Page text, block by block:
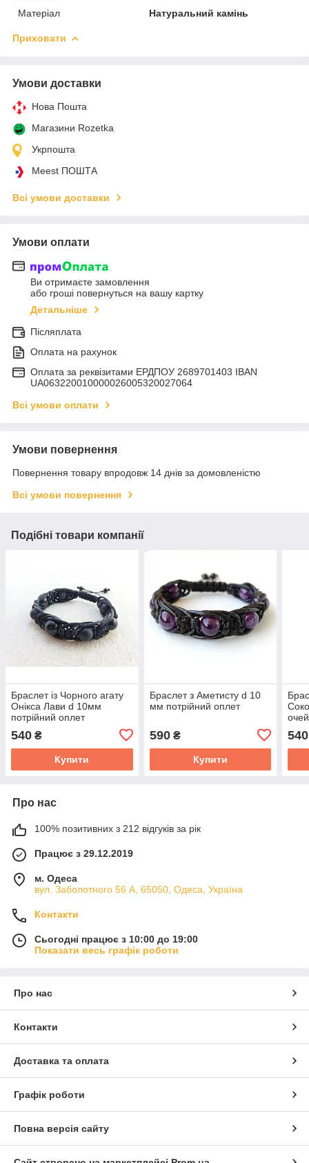
Матеріал
Натуральний камінь
Приховати
Умови доставки
Нова Пошта
Магазини Rozetka
Укрпошта
Meest ПОШТА
Всі умови доставки
Умови оплати
Ви отримаєте замовлення
або гроші повернуться на вашу картку
Детальніше
Післяплата
Оплата на рахунок
Оплата за реквізитами ЕРДПОУ 2689701403 IBAN
UA063220010000026005320027064
Всі умови оплати
Умови повернення
Повернення товару впродовж 14 днів за домовленістю
Всі умови повернення
Подібні товари компанії
Браслет із Чорного агату
Онікса Лави d 10мм
потрійний оплет
540 ₴
Купити
Браслет з Аметисту d 10
мм потрійний оплет
590₴
Купити
540
Про нас
100% позитивних з 212 відгуків за рік
Працює з 29.12.2019
м. Одеса
вул. Заболотного 56 А, 65050, Одеса, Україна
Контакти
Сьогодні працює з 10:00 до 19:00
Показати весь графік роботи
Про нас
Контакти
Доставка та оплата
Графік роботи
Повна версія сайту